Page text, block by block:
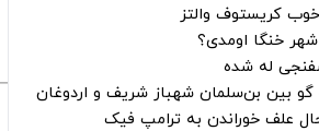
کریستوف والتز
شهر خنگا اومدی؟
له شده
گو بین بن‌سلمان شهباز شریف و اردوغان
علف خوراندن به ترامپ فیک